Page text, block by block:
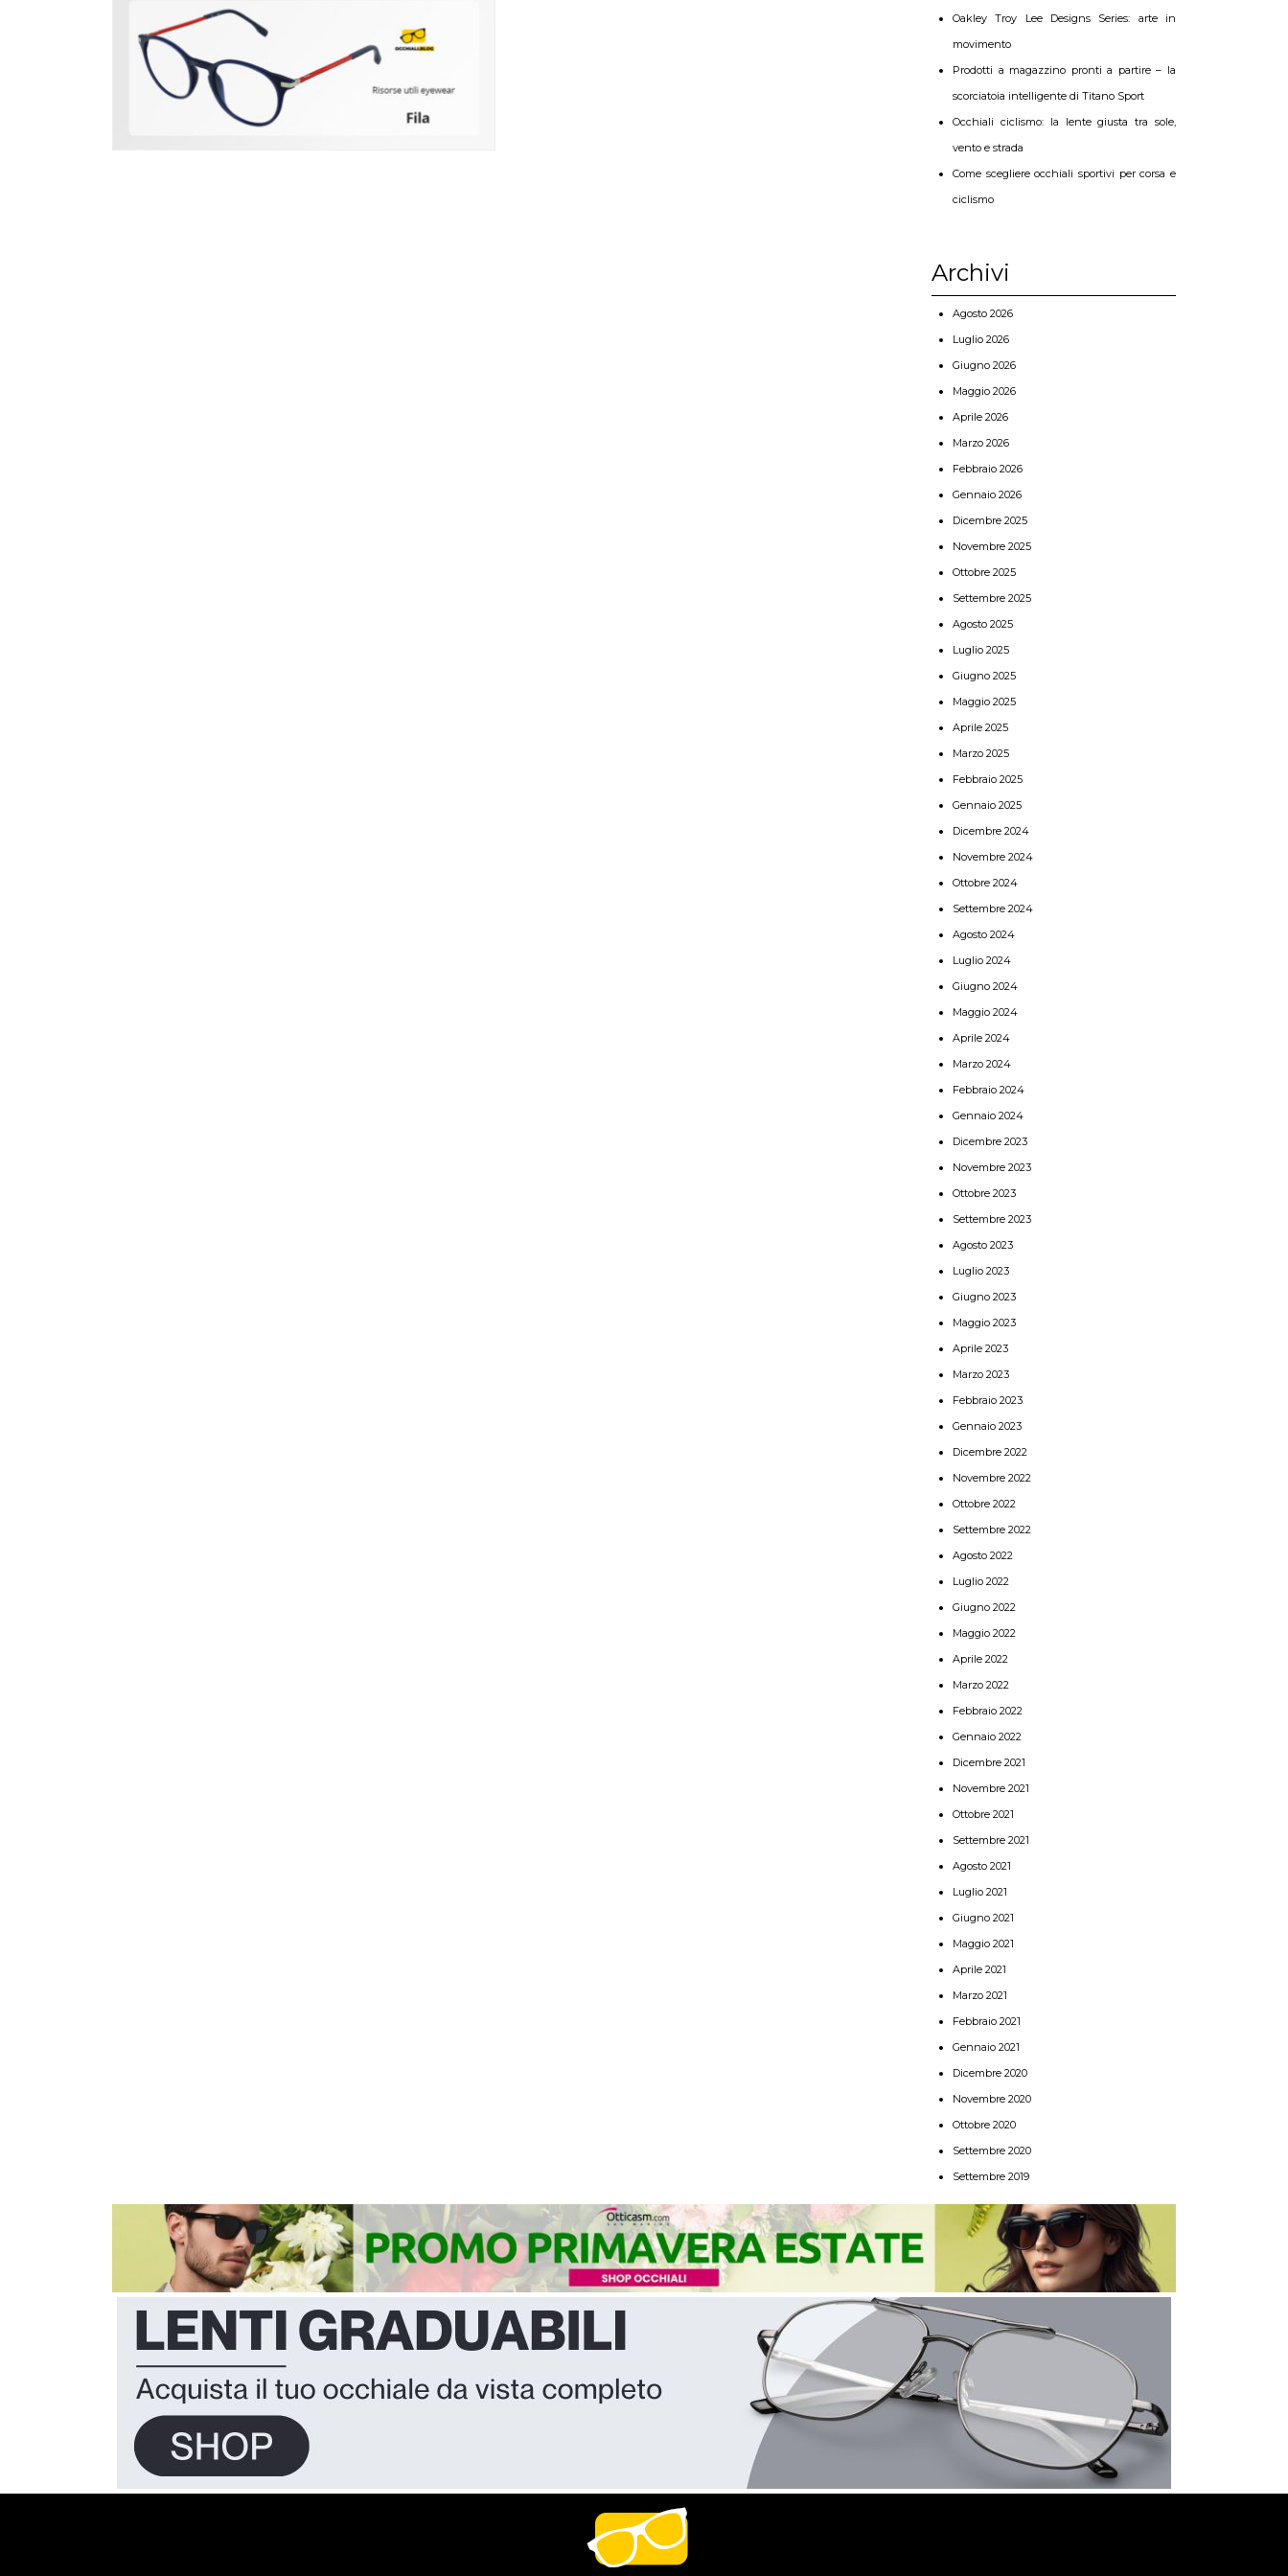
Oakley Troy Lee Designs Series: arte in
movimento
Prodotti a magazzino pronti a partire – la
scorciatoia intelligente di Titano Sport
Occhiali ciclismo: la lente giusta tra sole,
vento e strada
Come scegliere occhiali sportivi per corsa e
ciclismo
Archivi
Agosto 2026
Luglio 2026
Giugno 2026
Maggio 2026
Aprile 2026
Marzo 2026
Febbraio 2026
Gennaio 2026
Dicembre 2025
Novembre 2025
Ottobre 2025
Settembre 2025
Agosto 2025
Luglio 2025
Giugno 2025
Maggio 2025
Aprile 2025
Marzo 2025
Febbraio 2025
Gennaio 2025
Dicembre 2024
Novembre 2024
Ottobre 2024
Settembre 2024
Agosto 2024
Luglio 2024
Giugno 2024
Maggio 2024
Aprile 2024
Marzo 2024
Febbraio 2024
Gennaio 2024
Dicembre 2023
Novembre 2023
Ottobre 2023
Settembre 2023
Agosto 2023
Luglio 2023
Giugno 2023
Maggio 2023
Aprile 2023
Marzo 2023
Febbraio 2023
Gennaio 2023
Dicembre 2022
Novembre 2022
Ottobre 2022
Settembre 2022
Agosto 2022
Luglio 2022
Giugno 2022
Maggio 2022
Aprile 2022
Marzo 2022
Febbraio 2022
Gennaio 2022
Dicembre 2021
Novembre 2021
Ottobre 2021
Settembre 2021
Agosto 2021
Luglio 2021
Giugno 2021
Maggio 2021
Aprile 2021
Marzo 2021
Febbraio 2021
Gennaio 2021
Dicembre 2020
Novembre 2020
Ottobre 2020
Settembre 2020
Settembre 2019